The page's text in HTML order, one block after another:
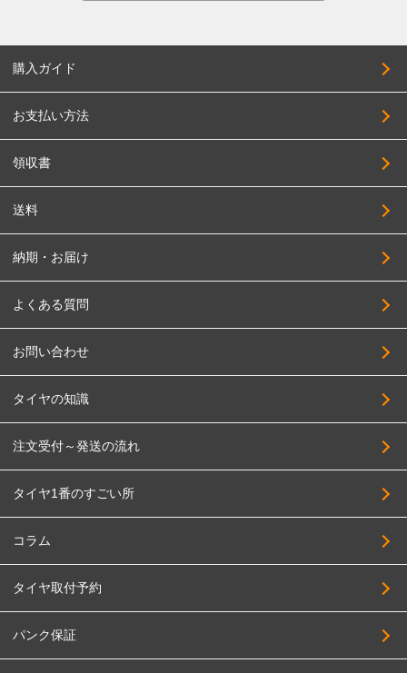
購入ガイド
お支払い方法
領収書
送料
納期・お届け
よくある質問
お問い合わせ
タイヤの知識
注文受付～発送の流れ
タイヤ1番のすごい所
コラム
タイヤ取付予約
パンク保証